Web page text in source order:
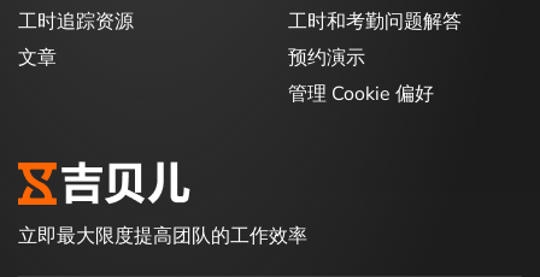
工时追踪资源
文章
工时和考勤问题解答
预约演示
管理 Cookie 偏好
立即最大限度提高团队的工作效率